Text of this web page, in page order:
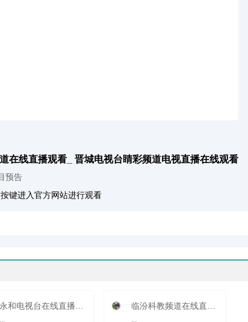
在线直播观看_ 晋城电视台睛彩频道电视直播在线观看
预告
键进入官方网站进行观看